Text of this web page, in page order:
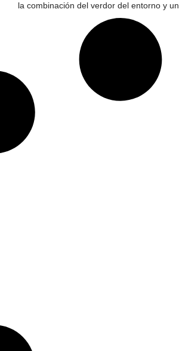
la combinación del verdor del entorno y